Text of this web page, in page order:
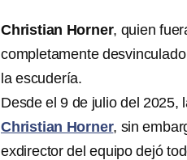
Christian Horner, quien
completamente
la escudería.
Desde el 9 de julio del 2025,
Christian Horner, sin
exdirector del equipo dejó